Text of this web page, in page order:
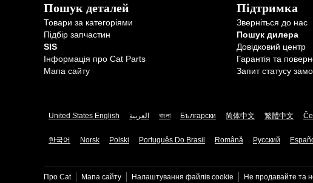
Пошук деталей
Товари за категоріями
Підбір запчастин
SIS
Інформація про Cat Parts
Мапа сайту
Підтримка
Зверніться до нас
Пошук дилера
Довідковий центр
Гарантія та
Запит статусу
United States English العربية বাংলা Български 简体中文 繁體中文
한국어 Norsk Polski Português Do Brasil Română Русский
Про Cat Мапа сайту Налаштування файлів​ cookie Не продавайте та